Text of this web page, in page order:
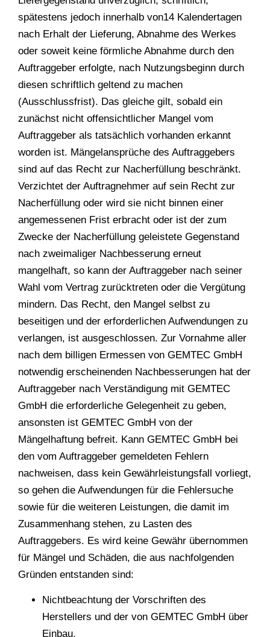
spätestens jedoch innerhalb von14 Kalendertagen
nach Erhalt der Lieferung, Abnahme des Werkes
oder soweit keine förmliche Abnahme durch den
Auftraggeber erfolgte, nach Nutzungsbeginn durch
diesen schriftlich geltend zu machen
(Ausschlussfrist). Das gleiche gilt, sobald ein
zunächst nicht offensichtlicher Mangel vom
Auftraggeber als tatsächlich vorhanden erkannt
worden ist. Mängelansprüche des Auftraggebers
sind auf das Recht zur Nacherfüllung beschränkt.
Verzichtet der Auftragnehmer auf sein Recht zur
Nacherfüllung oder wird sie nicht binnen einer
angemessenen Frist erbracht oder ist der zum
Zwecke der Nacherfüllung geleistete Gegenstand
nach zweimaliger Nachbesserung erneut
mangelhaft, so kann der Auftraggeber nach seiner
Wahl vom Vertrag zurücktreten oder die Vergütung
mindern. Das Recht, den Mangel selbst zu
beseitigen und der erforderlichen Aufwendungen zu
verlangen, ist ausgeschlossen. Zur Vornahme aller
nach dem billigen Ermessen von GEMTEC GmbH
notwendig erscheinenden Nachbesserungen hat der
Auftraggeber nach Verständigung mit GEMTEC
GmbH die erforderliche Gelegenheit zu geben,
ansonsten ist GEMTEC GmbH von der
Mängelhaftung befreit. Kann GEMTEC GmbH bei
den vom Auftraggeber gemeldeten Fehlern
nachweisen, dass kein Gewährleistungsfall vorliegt,
so gehen die Aufwendungen für die Fehlersuche
sowie für die weiteren Leistungen, die damit im
Zusammenhang stehen, zu Lasten des
Auftraggebers. Es wird keine Gewähr übernommen
für Mängel und Schäden, die aus nachfolgenden
Gründen entstanden sind:
Nichtbeachtung der Vorschriften des
Herstellers und der von GEMTEC GmbH über
Einbau,